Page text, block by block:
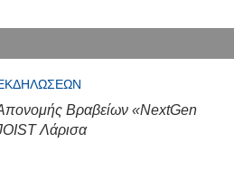
Βραβείων «NextGen
Λάρισα